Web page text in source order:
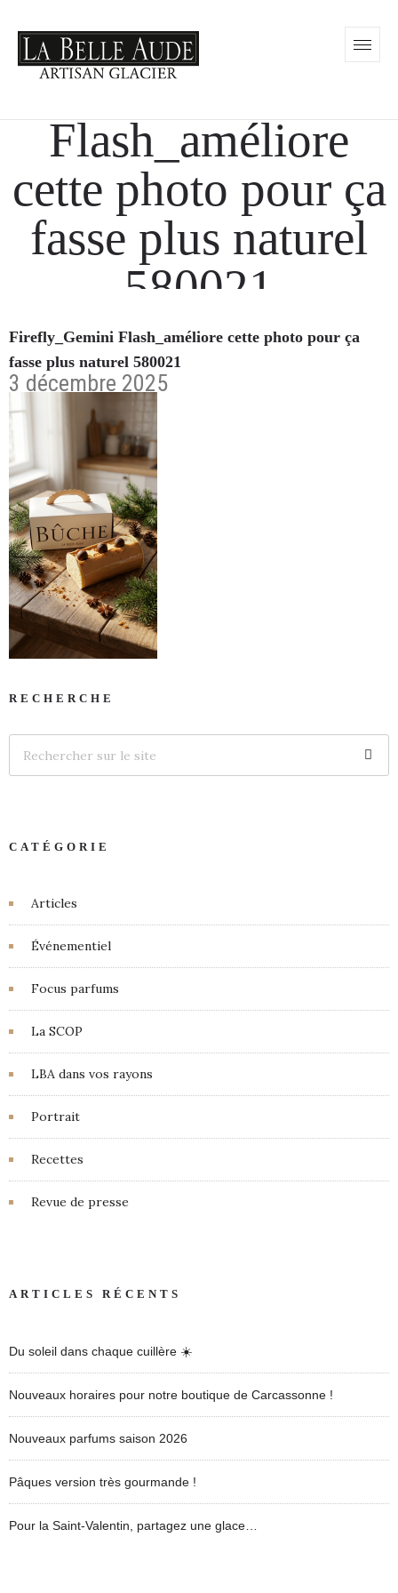
Firefly_Gemini
Flash_améliore
cette photo pour ça
fasse plus naturel
580021
Firefly_Gemini Flash_améliore cette photo pour ça
fasse plus naturel 580021
3 décembre 2025
RECHERCHE
CATÉGORIE
Articles
Événementiel
Focus parfums
La SCOP
LBA dans vos rayons
Portrait
Recettes
Revue de presse
ARTICLES RÉCENTS
Du soleil dans chaque cuillère ☀️
Nouveaux horaires pour notre boutique de Carcassonne !
Nouveaux parfums saison 2026
Pâques version très gourmande !
Pour la Saint-Valentin, partagez une glace…